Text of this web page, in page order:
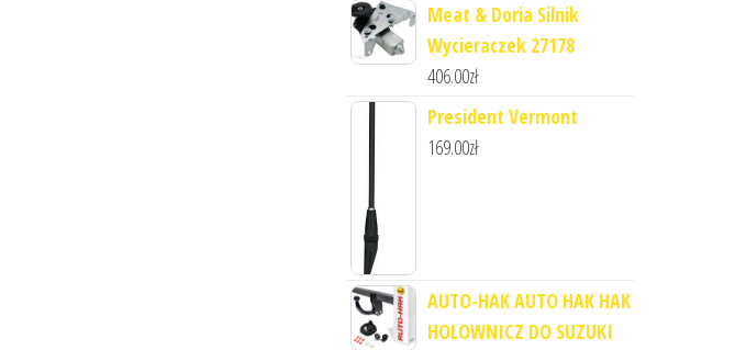
Meat & Doria Silnik
Wycieraczek 27178
406.00zł
President Vermont
169.00zł
AUTO-HAK AUTO HAK HAK
HOLOWNICZ DO SUZUKI